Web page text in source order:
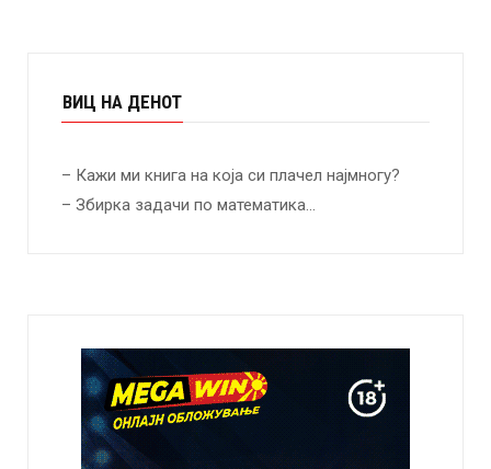
ВИЦ НА ДЕНОТ
– Кажи ми книга на која си плачел најмногу?
– Збирка задачи по математика…